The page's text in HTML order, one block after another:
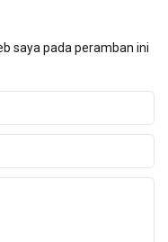
saya pada peramban ini